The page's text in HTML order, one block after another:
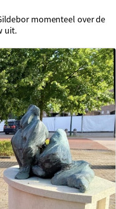
momenteel over de
uit.